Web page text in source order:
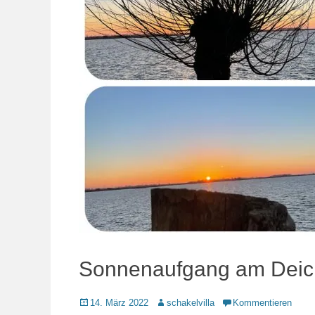
Sonnenaufgang am
Veröffentlicht
14. März 2022 Autorschakelvilla Kommentieren